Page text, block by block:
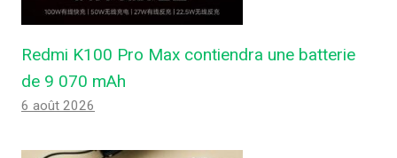
Redmi K100 Pro Max contiendra une batterie
de 9 070 mAh
6 août 2026